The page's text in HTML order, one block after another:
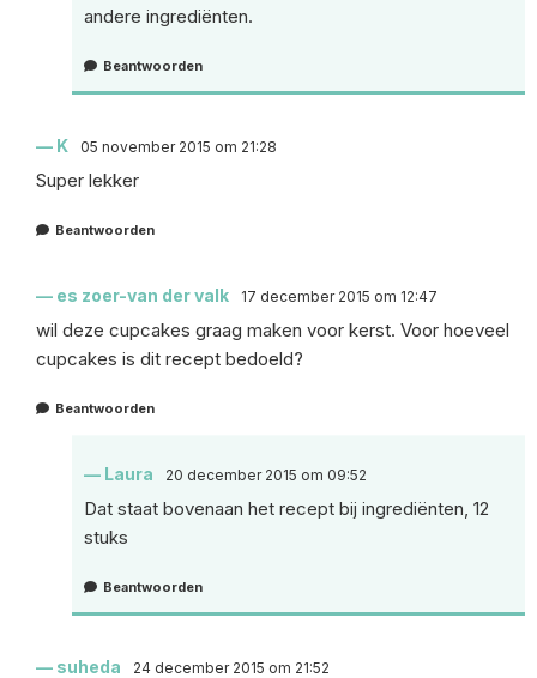
andere ingrediënten.
Beantwoorden
K 05 november 2015 om 21:28
Super lekker
Beantwoorden
es zoer-van der valk 17 december 2015 om 12:47
wil deze cupcakes graag maken voor kerst. Voor hoeveel
cupcakes is dit recept bedoeld?
Beantwoorden
Laura 20 december 2015 om 09:52
Dat staat bovenaan het recept bij ingrediënten, 12
stuks
Beantwoorden
suheda 24 december 2015 om 21:52